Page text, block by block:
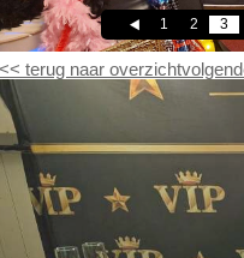
1 2 3
<< terug naar overzicht